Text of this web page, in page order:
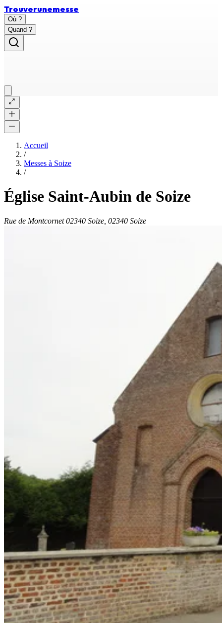
Trouverunemesse
Où ?
Quand ?
Accueil
/
Messes à Soize
/
Église Saint-Aubin de Soize
Rue de Montcornet 02340 Soize, 02340 Soize